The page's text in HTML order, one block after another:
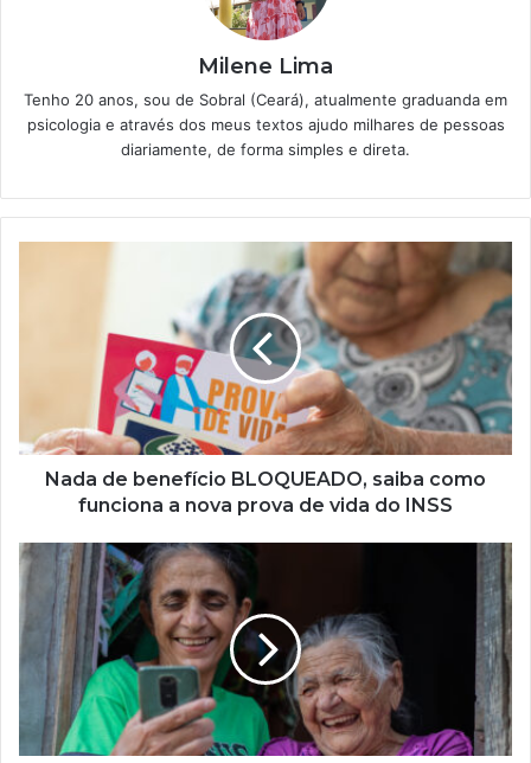
Milene Lima
Tenho 20 anos, sou de Sobral (Ceará), atualmente graduanda em
psicologia e através dos meus textos ajudo milhares de pessoas
diariamente, de forma simples e direta.
nova
prova
do
Nada de benefício BLOQUEADO, saiba como
funciona a nova prova de vida do INSS
Surpresa
última
hora
REVELADA
IDOSOS
estão